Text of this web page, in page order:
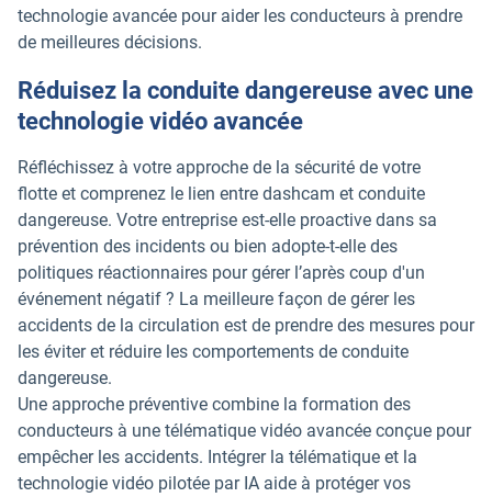
technologie avancée pour aider les conducteurs à prendre
de meilleures décisions.
Réduisez la conduite dangereuse avec une
technologie vidéo avancée
Réfléchissez à votre approche de la sécurité de votre
flotte et comprenez le lien entre dashcam et conduite
dangereuse. Votre entreprise est-elle proactive dans sa
prévention des incidents ou bien adopte-t-elle des
politiques réactionnaires pour gérer l’après coup d'un
événement négatif ? La meilleure façon de gérer les
accidents de la circulation est de prendre des mesures pour
les éviter et réduire les comportements de conduite
dangereuse.
Une approche préventive combine la formation des
conducteurs à une télématique vidéo avancée conçue pour
empêcher les accidents. Intégrer la télématique et la
technologie vidéo pilotée par IA aide à protéger vos